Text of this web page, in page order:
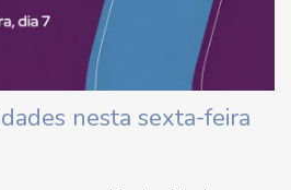
nesta sexta-feira